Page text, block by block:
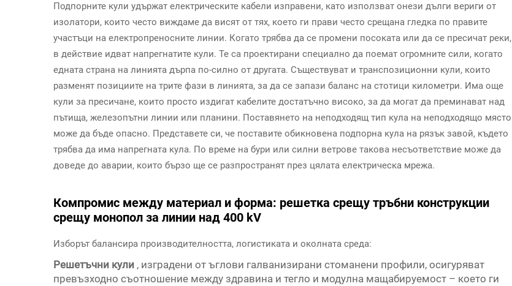
Подпорните кули удържат електрическите кабели изправени, като използват онези дълги вериги от
изолатори, които често виждаме да висят от тях, което ги прави често срещана гледка по правите
участъци на електропреносните линии. Когато трябва да се промени посоката или да се пресичат реки,
в действие идват напрегнатите кули. Те са проектирани специално да поемат огромните сили, когато
едната страна на линията дърпа по-силно от другата. Съществуват и транспозиционни кули, които
разменят позициите на трите фази в линията, за да се запази баланс на стотици километри. Има още
кули за пресичане, които просто издигат кабелите достатъчно високо, за да могат да преминават над
пътища, железопътни линии или планини. Поставянето на неподходящ тип кула на неподходящо място
може да бъде опасно. Представете си, че поставите обикновена подпорна кула на рязък завой, където
трябва да има напрегната кула. По време на бури или силни ветрове такова несъответствие може да
доведе до аварии, които бързо ще се разпространят през цялата електрическа мрежа.
Компромис между материал и форма: решетка срещу тръбни конструкции
срещу монопол за линии над 400 kV
Изборът балансира производителността, логистиката и околната среда:
Решетъчни кули , изградени от ъглови галванизирани стоманени профили, осигуряват
превъзходно съотношение между здравина и тегло и модулна мащабируемост – което ги